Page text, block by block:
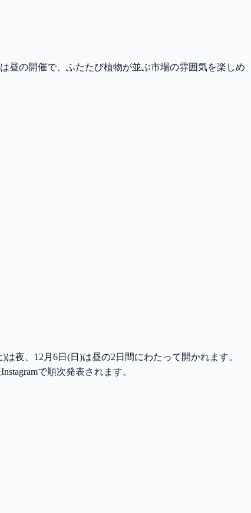
昼の開催で、ふたたび植物が並ぶ市場の雰囲気を楽しめ
夜、12月6日(日)は昼の2日間にわたって開かれます。
で順次発表されます。